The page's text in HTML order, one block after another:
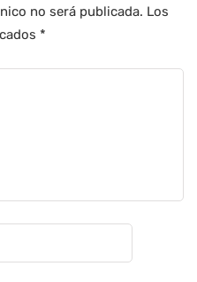
no será publicada. Los
*